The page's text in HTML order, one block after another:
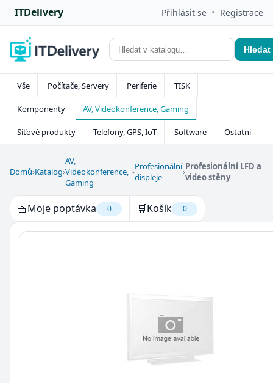
ITDelivery Přihlásit se • Registrace
Hledat
Vše Počítače, Servery Periferie TISK
Komponenty AV, Videokonference, Gaming
Síťové produkty Telefony, GPS, IoT Software Ostatní
Domů›Katalog›
AV,
Videokonference,
Gaming
›Profesionální
displeje
›Profesionální LFD a
video stěny
🧺Moje poptávka 0 🛒Košík 0